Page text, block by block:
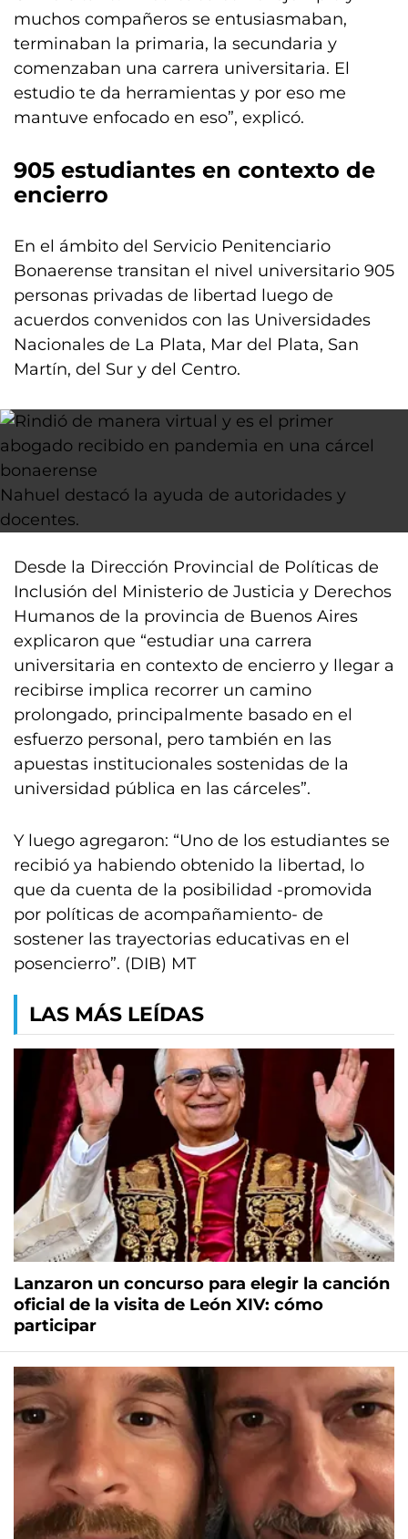
muchos compañeros se entusiasmaban,
terminaban la primaria, la secundaria y
comenzaban una carrera universitaria. El
estudio te da herramientas y por eso me
mantuve enfocado en eso”, explicó.
905 estudiantes en contexto de
encierro
En el ámbito del Servicio Penitenciario
Bonaerense transitan el nivel universitario 905
personas privadas de libertad luego de
acuerdos convenidos con las Universidades
Nacionales de La Plata, Mar del Plata, San
Martín, del Sur y del Centro.
Nahuel destacó la ayuda de autoridades y
docentes.
Desde la Dirección Provincial de Políticas de
Inclusión del Ministerio de Justicia y Derechos
Humanos de la provincia de Buenos Aires
explicaron que “estudiar una carrera
universitaria en contexto de encierro y llegar a
recibirse implica recorrer un camino
prolongado, principalmente basado en el
esfuerzo personal, pero también en las
apuestas institucionales sostenidas de la
universidad pública en las cárceles”.
Y luego agregaron: “Uno de los estudiantes se
recibió ya habiendo obtenido la libertad, lo
que da cuenta de la posibilidad -promovida
por políticas de acompañamiento- de
sostener las trayectorias educativas en el
posencierro”. (DIB) MT
LAS MÁS LEÍDAS
Lanzaron un concurso para elegir la canción
oficial de la visita de León XIV: cómo
participar